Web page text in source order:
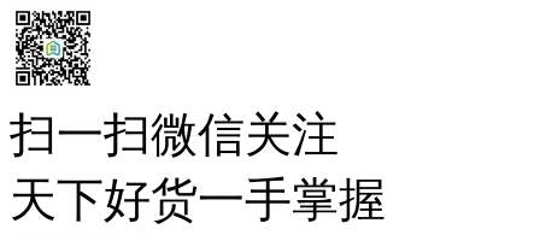
扫一扫微信关注
天下好货一手掌握